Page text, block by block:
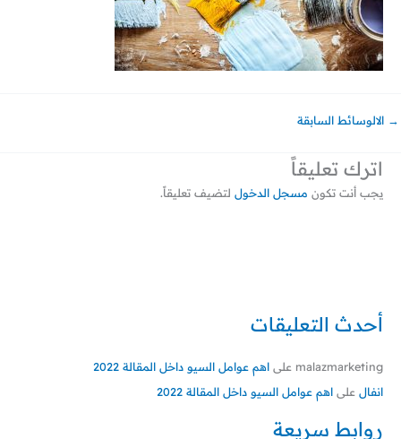
أحدث التعليقات
malazmarketing على اهم عوامل السيو داخل المقالة 2022
انفال على اهم عوامل السيو داخل المقالة 2022
روابط سريعة
→ الالوسائط السابقة
اترك تعليقاً
يجب أنت تكون مسجل الدخول لتضيف تعليقاً.